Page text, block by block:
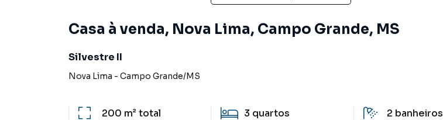
Casa à venda, Nova Lima, Campo Grande, MS
Silvestre II
Nova Lima - Campo Grande/MS
200 m²total 3 quartos 2 banheiros